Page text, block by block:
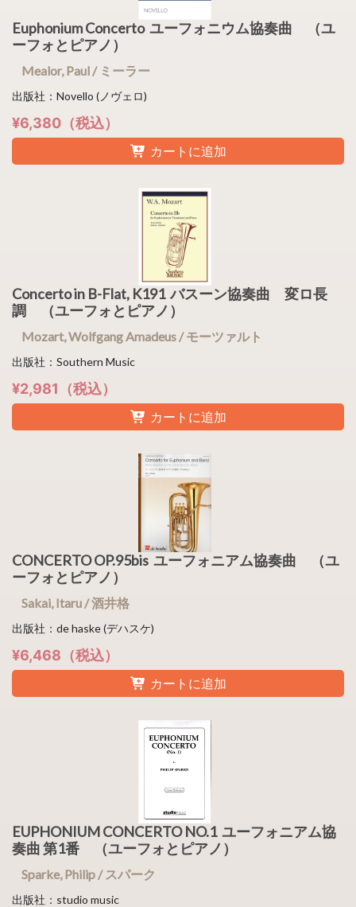
Euphonium Concerto ユーフォニウム協奏曲 （ユ
ーフォとピアノ）
Mealor, Paul / ミーラー
出版社：Novello (ノヴェロ)
¥6,380（税込）
カートに追加
Concerto in B-Flat, K191 バスーン協奏曲 変ロ長
調 （ユーフォとピアノ）
Mozart, Wolfgang Amadeus / モーツァルト
出版社：Southern Music
¥2,981（税込）
カートに追加
CONCERTO OP.95bis ユーフォニアム協奏曲 （ユ
ーフォとピアノ）
Sakai, Itaru / 酒井格
出版社：de haske (デハスケ)
¥6,468（税込）
カートに追加
EUPHONIUM CONCERTO NO.1 ユーフォニアム協
奏曲 第1番 （ユーフォとピアノ）
Sparke, Philip / スパーク
出版社：studio music